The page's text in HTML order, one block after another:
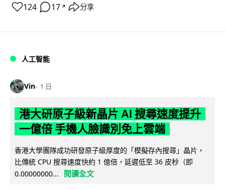
124 17 ↗ 分享
人工智能
Vin 1 日
港大研原子級新晶片 AI 搜尋速度提升
一億倍 手機人臉識別免上雲端
香港大學團隊成功研發原子級厚度的「模擬存內搜尋」晶片，
比傳統 CPU 搜尋速度快約 1 億倍，延遲低至 36 皮秒（即
0.00000000...
閱讀全文